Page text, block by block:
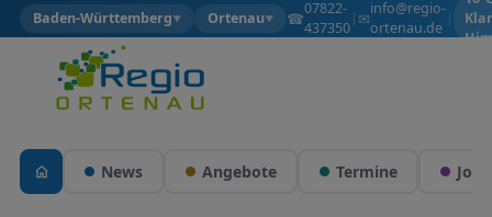
Baden-Württemberg▼ Ortenau▼ ☎07822-
437350
| ✉info@regio-
ortenau.de
|
News Angebote Termine Jobs